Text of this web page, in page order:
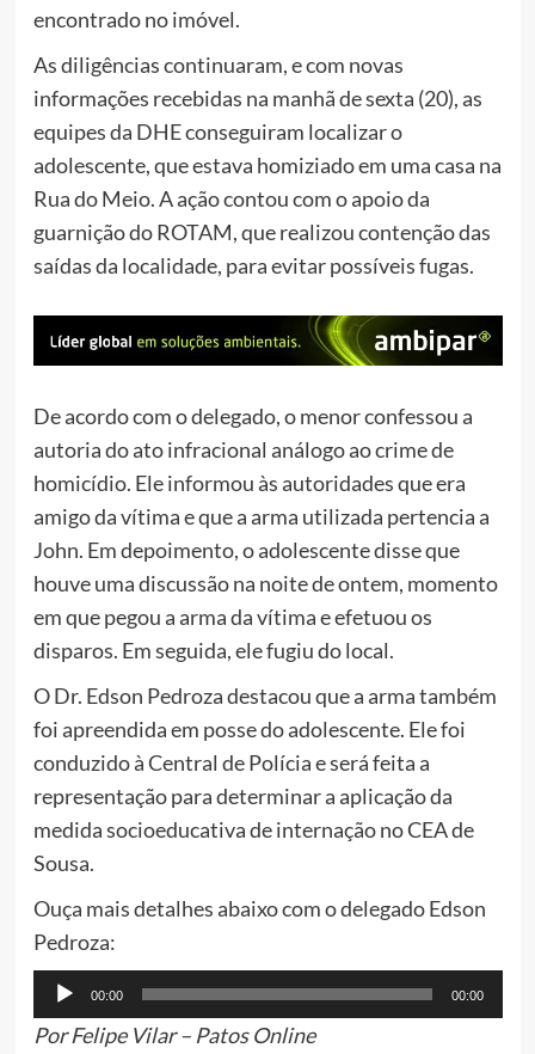
encontrado no imóvel.
As diligências continuaram, e com novas
informações recebidas na manhã de sexta (20), as
equipes da DHE conseguiram localizar o
adolescente, que estava homiziado em uma casa na
Rua do Meio. A ação contou com o apoio da
guarnição do ROTAM, que realizou contenção das
saídas da localidade, para evitar possíveis fugas.
De acordo com o delegado, o menor confessou a
autoria do ato infracional análogo ao crime de
homicídio. Ele informou às autoridades que era
amigo da vítima e que a arma utilizada pertencia a
John. Em depoimento, o adolescente disse que
houve uma discussão na noite de ontem, momento
em que pegou a arma da vítima e efetuou os
disparos. Em seguida, ele fugiu do local.
O Dr. Edson Pedroza destacou que a arma também
foi apreendida em posse do adolescente. Ele foi
conduzido à Central de Polícia e será feita a
representação para determinar a aplicação da
medida socioeducativa de internação no CEA de
Sousa.
Ouça mais detalhes abaixo com o delegado Edson
Pedroza:
Tocador
de
00:00 00:00
Por Felipe Vilar – Patos Online